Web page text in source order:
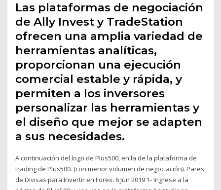
Las plataformas de negociación
de Ally Invest y TradeStation
ofrecen una amplia variedad de
herramientas analíticas,
proporcionan una ejecución
comercial estable y rápida, y
permiten a los inversores
personalizar las herramientas y
el diseño que mejor se adapten
a sus necesidades.
A continuación del logo de Plus500, en la de la plataforma de
trading de Plus500. (con menor volumen de negociación). Pares
de Divisas para Invertir en Forex. 6 Jun 2019 1- Ingrese a la